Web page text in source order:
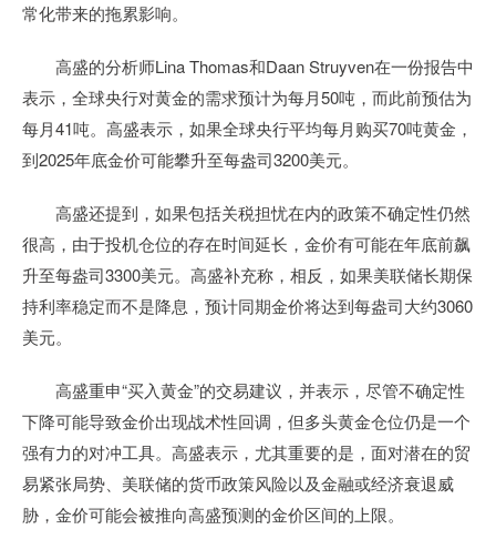
常化带来的拖累影响。
高盛的分析师Lina Thomas和Daan Struyven在一份报告中
表示，全球央行对黄金的需求预计为每月50吨，而此前预估为
每月41吨。高盛表示，如果全球央行平均每月购买70吨黄金，
到2025年底金价可能攀升至每盎司3200美元。
高盛还提到，如果包括关税担忧在内的政策不确定性仍然
很高，由于投机仓位的存在时间延长，金价有可能在年底前飙
升至每盎司3300美元。高盛补充称，相反，如果美联储长期保
持利率稳定而不是降息，预计同期金价将达到每盎司大约3060
美元。
高盛重申“买入黄金”的交易建议，并表示，尽管不确定性
下降可能导致金价出现战术性回调，但多头黄金仓位仍是一个
强有力的对冲工具。高盛表示，尤其重要的是，面对潜在的贸
易紧张局势、美联储的货币政策风险以及金融或经济衰退威
胁，金价可能会被推向高盛预测的金价区间的上限。